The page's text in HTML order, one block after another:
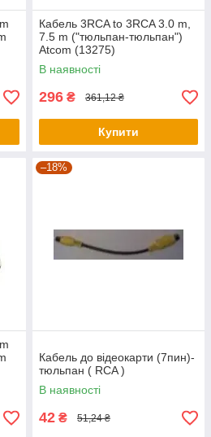
Кабель 3RCA to 3RCA 3.0 m,
7.5 m ("тюльпан-тюльпан")
Atcom (13275)
В наявності
296 ₴ 361,12 ₴
Купити
–18%
Кабель до відеокарти (7пин)-
тюльпан ( RCA )
В наявності
42 ₴ 51,24 ₴